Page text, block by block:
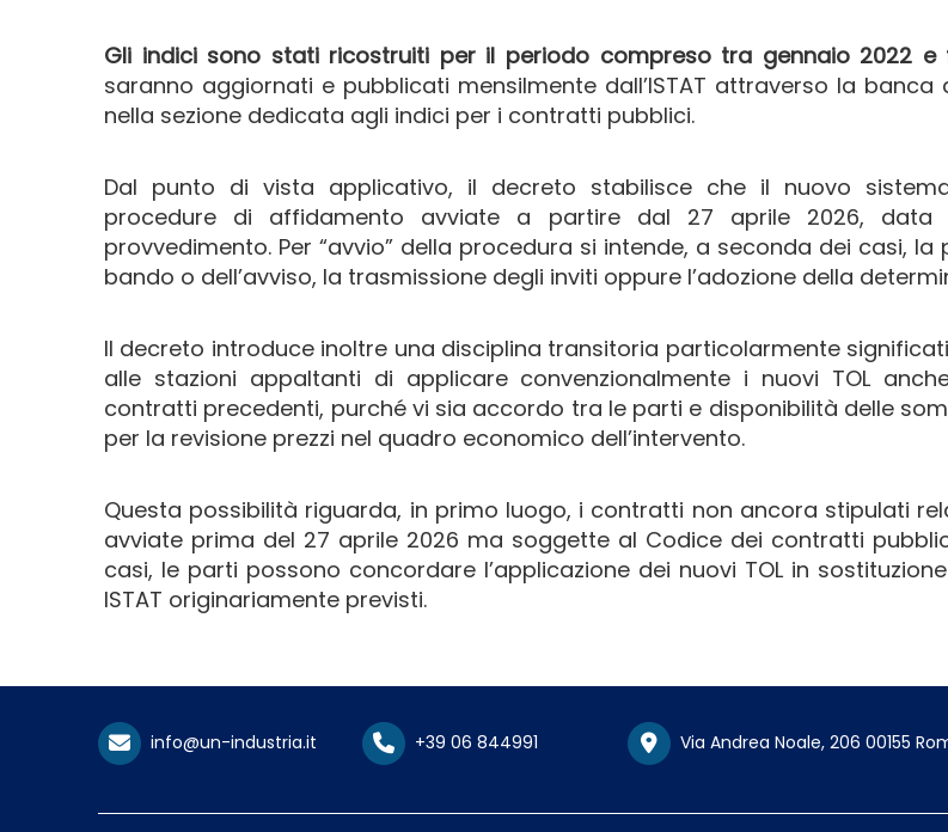
Gli indici sono stati ricostruiti per il periodo compreso tra gennaio 2022 e
saranno aggiornati e pubblicati mensilmente dall’ISTAT attraverso la banca
nella sezione dedicata agli indici per i contratti pubblici.
Dal punto di vista applicativo, il decreto stabilisce che il nuovo
procedure di affidamento avviate a partire dal 27 aprile 2026, data
provvedimento. Per “avvio” della procedura si intende, a seconda dei casi, la
bando o dell’avviso, la trasmissione degli inviti oppure l’adozione della
Il decreto introduce inoltre una disciplina transitoria particolarmente
alle stazioni appaltanti di applicare convenzionalmente i nuovi TOL
contratti precedenti, purché vi sia accordo tra le parti e disponibilità delle
per la revisione prezzi nel quadro economico dell’intervento.
Questa possibilità riguarda, in primo luogo, i contratti non ancora stipulati
avviate prima del 27 aprile 2026 ma soggette al Codice dei contratti
casi, le parti possono concordare l’applicazione dei nuovi TOL in
ISTAT originariamente previsti.
info@un-industria.it +39 06 844991 Via Andrea Noale, 206 00155